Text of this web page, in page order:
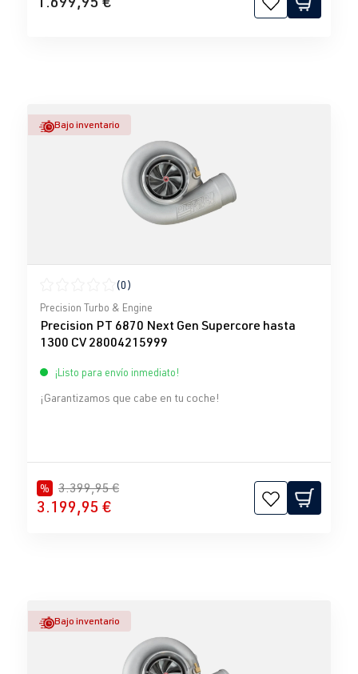
Bajo inventario
Calificación promedio de 0 de 5 estrellas
(0)
Precision Turbo & Engine
Precision PT 6870 Next Gen Supercore hasta
1300 CV 28004215999
¡Listo para envío inmediato!
¡Garantizamos que cabe en tu coche!
% 3.399,95 €
3.199,95 €
Bajo inventario